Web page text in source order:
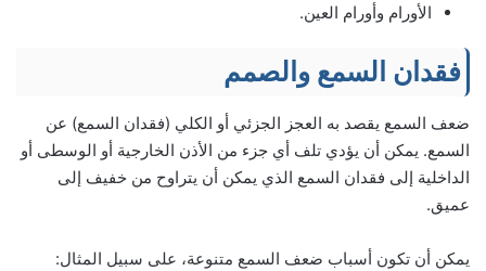
الأورام وأورام العين.
فقدان السمع والصمم
ضعف السمع يقصد به العجز الجزئي أو الكلي (فقدان السمع) عن
السمع. يمكن أن يؤدي تلف أي جزء من الأذن الخارجية أو الوسطى أو
الداخلية إلى فقدان السمع الذي يمكن أن يتراوح من خفيف إلى
عميق.
يمكن أن تكون أسباب ضعف السمع متنوعة، على سبيل المثال: